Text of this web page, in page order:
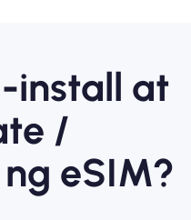
install at
/
eSIM?